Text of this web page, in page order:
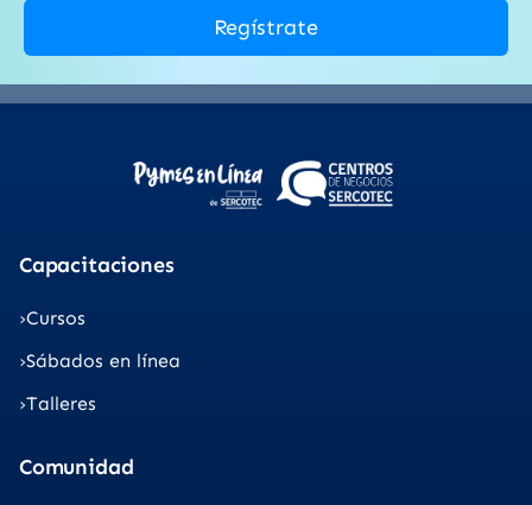
Regístrate
Capacitaciones
Cursos
Sábados en línea
Talleres
Comunidad